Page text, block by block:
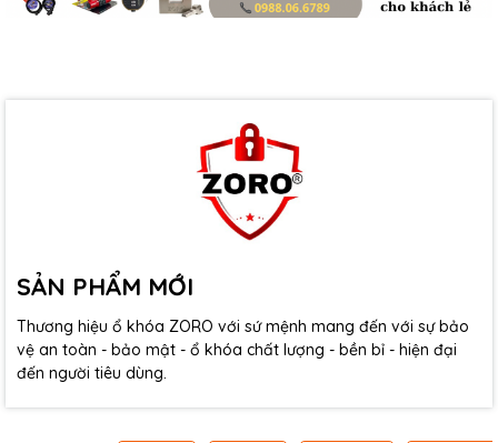
SẢN PHẨM MỚI
Thương hiệu ổ khóa ZORO với sứ mệnh mang đến với sự bảo
vệ an toàn - bảo mật - ổ khóa chất lượng - bền bỉ - hiện đại
đến người tiêu dùng.